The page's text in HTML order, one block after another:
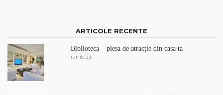
ARTICOLE RECENTE
Biblioteca – piesa de atracție din casa ta
iunie 23